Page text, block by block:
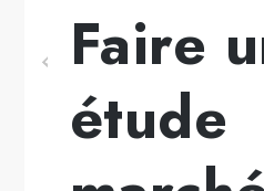
Faire
étude